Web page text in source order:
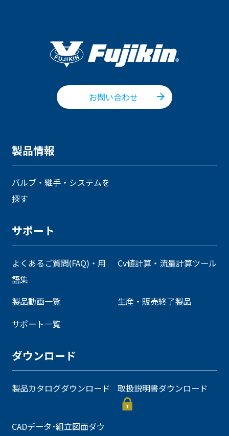
お問い合わせ
製品情報
バルブ・継手・システムを
探す
サポート
よくあるご質問(FAQ)・用
語集
Cv値計算・流量計算ツール
製品動画一覧
生産・販売終了製品
サポート一覧
ダウンロード
製品カタログダウンロード 取扱説明書ダウンロード
CADデータ･組立図面ダウ